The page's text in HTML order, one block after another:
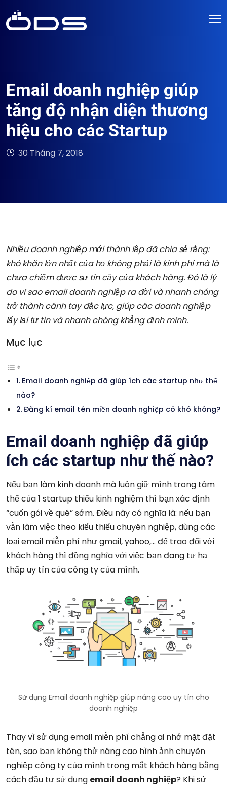
Email doanh nghiệp giúp
tăng độ nhận diện thương
hiệu cho các Startup
30 Tháng 7, 2018
Nhiều doanh nghiệp mới thành lập đã chia sẻ rằng:
khó khăn lớn nhất của họ không phải là kinh phí mà là
chưa chiếm được sự tin cậy của khách hàng. Đó là lý
do vì sao email doanh nghiệp ra đời và nhanh chóng
trở thành cánh tay đắc lực, giúp các doanh nghiệp
lấy lại tự tin và nhanh chóng khẳng định mình.
Mục lục
Email doanh nghiệp đã giúp ích các startup như thế
nào?
Đăng kí email tên miền doanh nghiệp có khó không?
Email doanh nghiệp đã giúp
ích các startup như thế nào?
Nếu bạn làm kinh doanh mà luôn giữ mình trong tâm
thế của 1 startup thiếu kinh nghiệm thì bạn xác định
“cuốn gói về quê” sớm. Điều này có nghĩa là: nếu bạn
vẫn làm việc theo kiểu thiếu chuyên nghiệp, dùng các
loại email miễn phí như gmail, yahoo,… để trao đổi với
khách hàng thì đồng nghĩa với việc bạn đang tự hạ
thấp uy tín của công ty của mình.
Sử dụng Email doanh nghiệp giúp nâng cao uy tín cho
doanh nghiệp
Thay vì sử dụng email miễn phí chẳng ai nhớ mặt đặt
tên, sao bạn không thử nâng cao hình ảnh chuyên
nghiệp công ty của mình trong mắt khách hàng bằng
cách đầu tư sử dụng email doanh nghiệp? Khi sử